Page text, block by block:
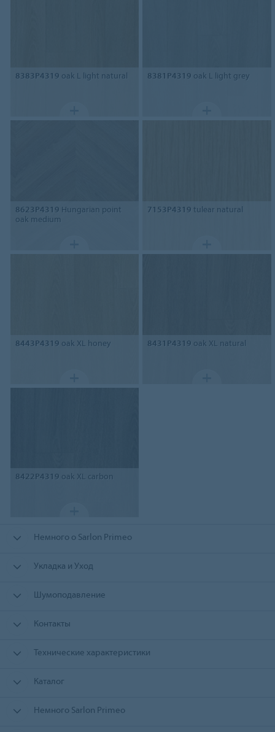
8383P4319 oak L light natural 8381P4319 oak L light grey
8623P4319 Hungarian point
oak medium
7153P4319 tulear natural
8443P4319 oak XL honey 8431P4319 oak XL natural
8422P4319 oak XL carbon
Немного о Sarlon Primeo
Укладка и Уход
Шумоподавление
Контакты
Технические характеристики
Каталог
Немного Sarlon Primeo